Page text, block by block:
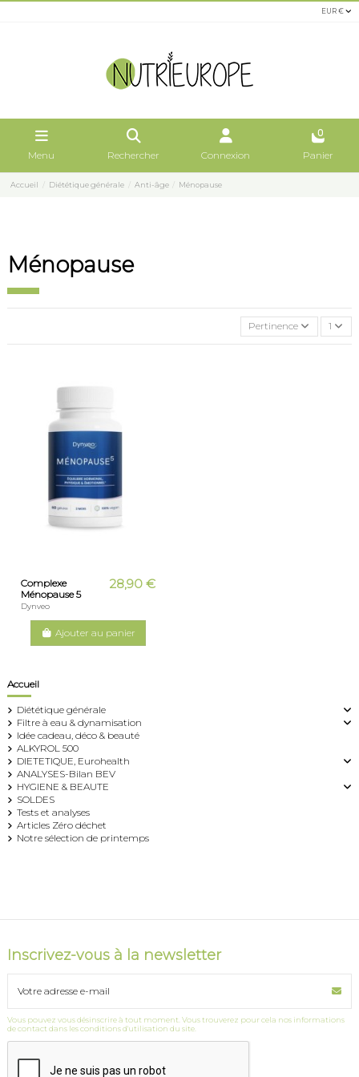
EUR €
Menu Rechercher Connexion
0
Panier
Accueil Diététique générale Anti-âge Ménopause
Ménopause
Pertinence 1
Complexe
Ménopause 5
Dynveo
28,90 €
Ajouter au panier
Accueil
Diététique générale
Filtre à eau & dynamisation
Idée cadeau, déco & beauté
ALKYROL 500
DIETETIQUE, Eurohealth
ANALYSES-Bilan BEV
HYGIENE & BEAUTE
SOLDES
Tests et analyses
Articles Zéro déchet
Notre sélection de printemps
Inscrivez-vous à la newsletter
Vous pouvez vous désinscrire à tout moment. Vous trouverez pour cela nos informations
de contact dans les conditions d'utilisation du site.